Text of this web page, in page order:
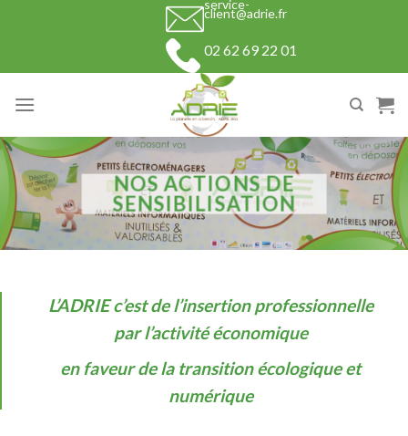
service-
client@adrie.fr
02 62 69 22 01
NOS ACTIONS DE
SENSIBILISATION
L’ADRIE c’est de l’insertion professionnelle
par l’activité économique
en faveur de la transition écologique et
numérique